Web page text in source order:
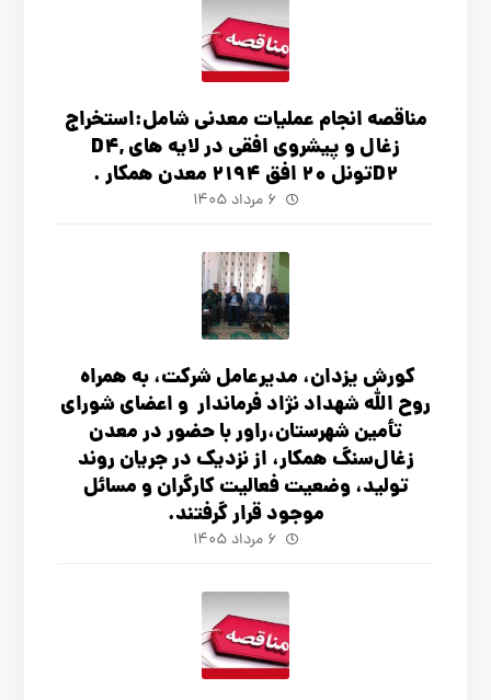
مناقصه انجام عملیات معدنی شامل:استخراج
زغال و پیشروی افقی در لایه های D4,
D2تونل 20 افق 2194 معدن همکار .
۶ مرداد ۱۴۰۵
کورش یزدان، مدیرعامل شرکت، به همراه
روح الله شهداد نژاد فرماندار و اعضای شورای
تأ‌مین شهرستان،راور با حضور در معدن
زغال‌سنگ همکار، از نزدیک در جریان روند
تولید، وضعیت فعالیت کارگران و مسائل
موجود قرار گرفتند.
۶ مرداد ۱۴۰۵